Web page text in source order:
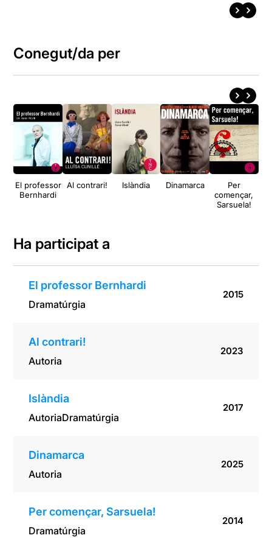
Conegut/da per
El professor
Bernhardi
Al contrari! Islàndia Dinamarca
Per
començar,
Sarsuela!
Ha participat a
El professor Bernhardi
Dramatúrgia
2015
Al contrari!
Autoria
2023
Islàndia
AutoriaDramatúrgia
2017
Dinamarca
Autoria
2025
Per començar, Sarsuela!
Dramatúrgia
2014